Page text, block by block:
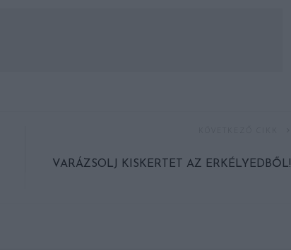
VARÁZSOLJ KISKERTET AZ ERKÉLYEDBŐL!